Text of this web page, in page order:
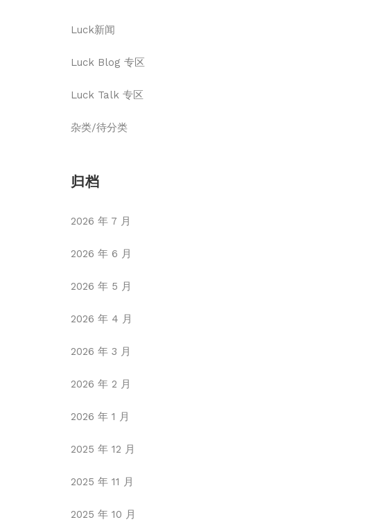
Luck新闻
Luck Blog 专区
Luck Talk 专区
杂类/待分类
归档
2026 年 7 月
2026 年 6 月
2026 年 5 月
2026 年 4 月
2026 年 3 月
2026 年 2 月
2026 年 1 月
2025 年 12 月
2025 年 11 月
2025 年 10 月